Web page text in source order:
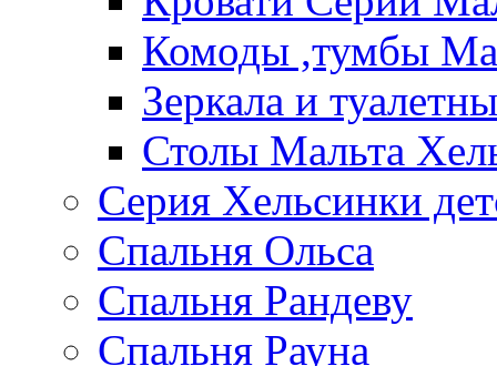
Комоды ,тумбы
Зеркала и
Столы Мальта
Серия Хельсинки
Спальня Ольса
Спальня Рандеву
Спальня Рауна